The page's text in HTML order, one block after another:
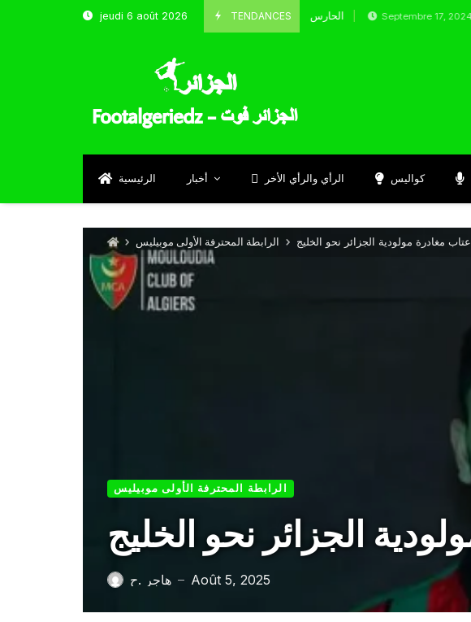
jeudi 6 août 2026 TENDANCES
الحارس بوحلفاية يتحدث عن طموحاته مع المنتخب و شباب Septembre 17, 2024
الرئيسية أخبار الرأي والرأي الأخر كواليس
الرابطة المحترفة الأولى موبيليس مغادرة مولودية الجزائر نحو الخليج
الرابطة المحترفة الأولى موبيليس
الجزائر نحو الخليج
هاجر .ح — Août 5, 2025